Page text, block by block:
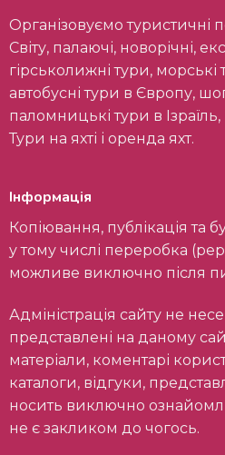
Організовуємо туристичні поїздки по всьому
Світу, палаючі, новорічні,
гірськолижні тури, морські
автобусні тури в Європу,
паломницькі тури в Ізраїль,
Тури на яхті і оренда яхт.
Інформація
Копіювання, публікація та будь-яке використання,
у тому числі переробка
можливе виключно після
Адміністрація сайту не несе відповідальності за
представлені на даному
матеріали, коментарі
каталоги, відгуки,
носить виключно
не є закликом до чогось.